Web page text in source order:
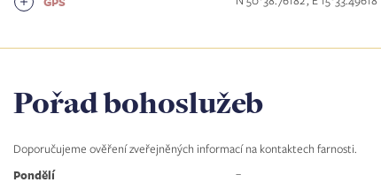
Pořad bohoslužeb
Doporučujeme ověření zveřejněných informací na kontaktech farnosti.
Pondělí
–